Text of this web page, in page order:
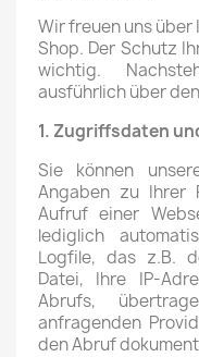
Wir freuen uns über
Shop. Der Schutz
wichtig.
ausführlich über
1. Zugriffsdaten
Sie können
Angaben zu Ihrer
Aufruf einer
lediglich
Logfile, das z.B.
Datei, Ihre IP-
Abrufs,
anfragenden
den Abruf